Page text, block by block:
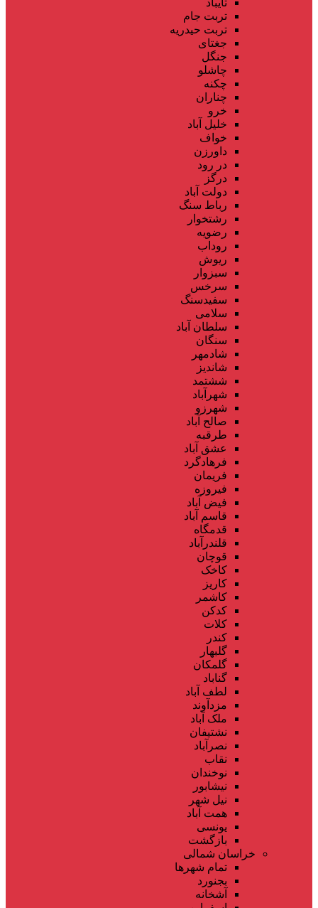
تربت جام
تربت حیدریه
جغتای
جنگل
چاشلو
چکنه
چناران
خرو
خلیل آباد
خواف
داورزن
در رود
درگز
دولت آباد
رباط سنگ
رشتخوار
رضویه
روداب
ریوش
سبزوار
سرخس
سفیدسنگ
سلامی
سلطان آباد
سنگان
شادمهر
شاندیز
ششتمد
شهرآباد
شهرزو
صالح آباد
طرقبه
عشق آباد
فرهادگرد
فریمان
فیروزه
فیض آباد
قاسم آباد
قدمگاه
قلندرآباد
قوچان
کاخک
کاریز
کاشمر
کدکن
کلات
کندر
گلبهار
گلمکان
گناباد
لطف آباد
مزدآوند
ملک آباد
نشتیفان
نصرآباد
نقاب
نوخندان
نیشابور
نیل شهر
همت آباد
یونسی
بازگشت
خراسان شمالی
تمام شهر‌ها
بجنورد
آشخانه